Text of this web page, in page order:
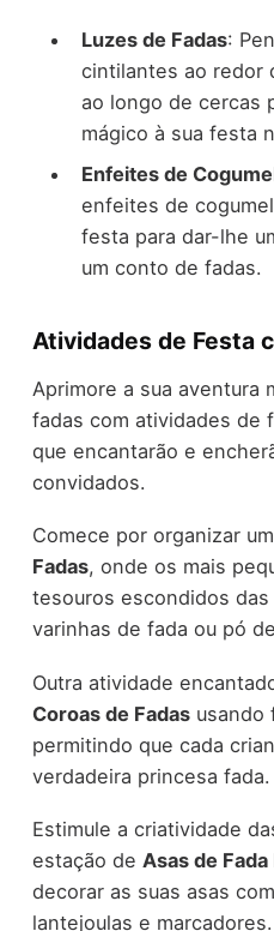
Luzes de Fadas:
cintilantes ao redor
ao longo de cercas
mágico à sua festa
Enfeites de
enfeites de
festa para dar-lhe
um conto de fadas.
Atividades de Festa
Aprimore a sua aventura
fadas com atividades de
que encantarão e
convidados.
Comece por organizar
Fadas, onde os mais
tesouros escondidos
varinhas de fada ou pó
Outra atividade
Coroas de Fadasusando
permitindo que cada
verdadeira princesa fada.
Estimule a criatividade
estação de Asas de Fada
decorar as suas asas
lantejoulas e marcadores.